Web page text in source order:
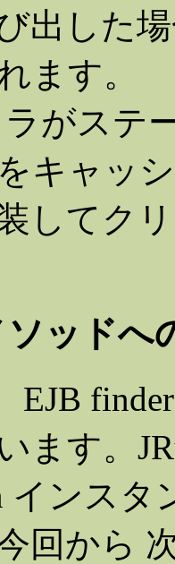
出した
ます。
がステ
キャッ
してク
ッドへ
EJB
ます。
インス
回から